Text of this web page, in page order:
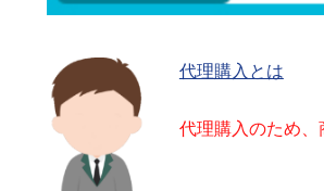
代理購入とは
代理購入のため、